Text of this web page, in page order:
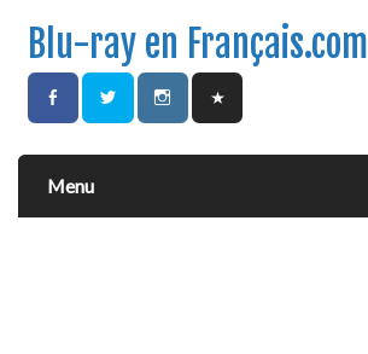
Blu-ray en Français.com
Menu